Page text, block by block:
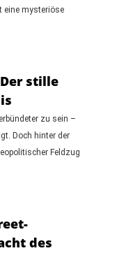
eine mysteriöse
stille
zu sein –
Doch hinter der
Feldzug
des